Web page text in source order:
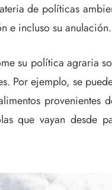
de políticas
e incluso su anulación.
su política agraria
ejemplo, se
provenientes
que vayan desde